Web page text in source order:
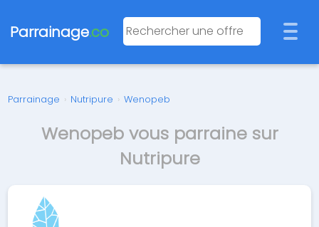
Parrainage.co
Parrainage › Nutripure › Wenopeb
Wenopeb vous parraine sur
Nutripure